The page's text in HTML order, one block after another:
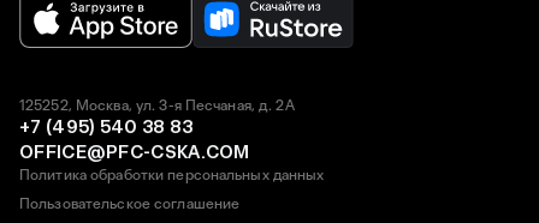
125252, Москва, ул. 3-я Песчаная, д. 2А
+7 (495) 540 38 83
OFFICE@PFC-CSKA.COM
Политика обработки персональных данных
Пользовательское соглашение